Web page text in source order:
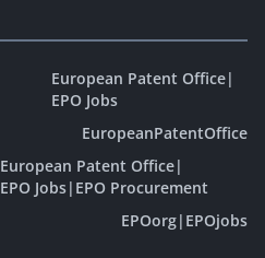
European Patent Office|
EPO Jobs
EuropeanPatentOffice
European Patent Office|
EPO Jobs| EPO Procurement
EPOorg| EPOjobs